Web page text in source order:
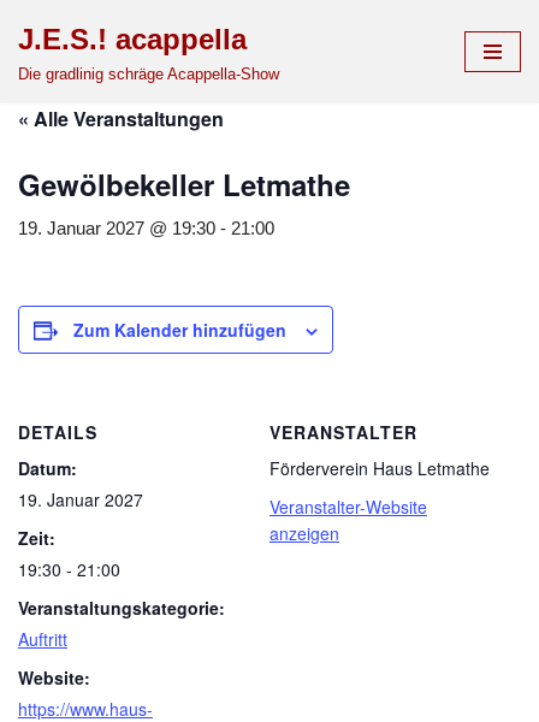
Zum
springen
J.E.S.! acappella
Die gradlinig schräge Acappella-Show
« Alle Veranstaltungen
Gewölbekeller Letmathe
19. Januar 2027 @ 19:30 - 21:00
Zum Kalender hinzufügen
DETAILS
Datum:
19. Januar 2027
Zeit:
19:30 - 21:00
Veranstaltungskategorie:
Auftritt
Website:
https://www.haus-
VERANSTALTER
Förderverein Haus Letmathe
Veranstalter-Website
anzeigen